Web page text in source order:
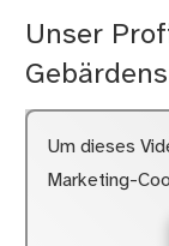
Unser
Um dieses
Marketing-